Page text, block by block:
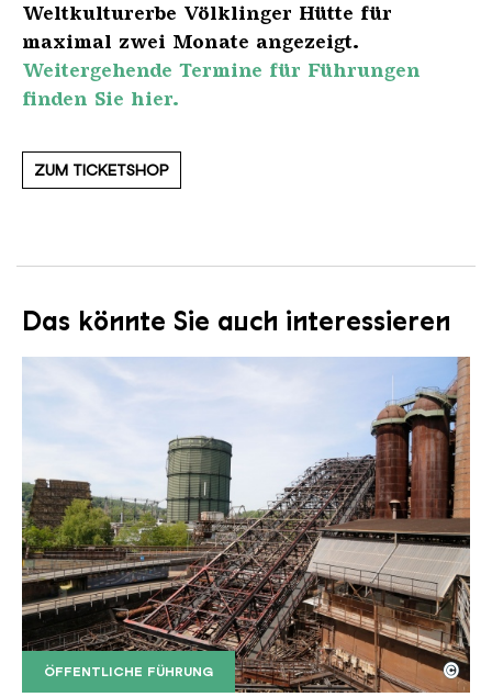
Weltkulturerbe Völklinger Hütte für
maximal zwei Monate angezeigt.
Weitergehende Termine für Führungen
finden Sie hier.
ZUM TICKETSHOP
Das könnte Sie auch interessieren
ÖFFENTLICHE FÜHRUNG
Der Erzschrägaufzug der Völklinger Hütte mit
Copyright: Weltkulturerbe Völklinger Hütte | Karl
©